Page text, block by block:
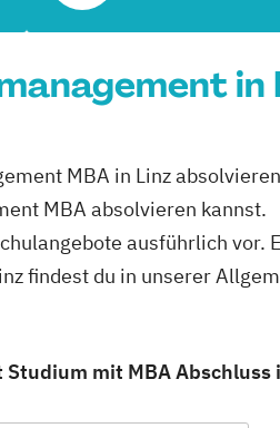
MBA in Linz
MBA absolvieren kannst.
ausführlich vor.
findest du in unserer
mit MBA Abschluss